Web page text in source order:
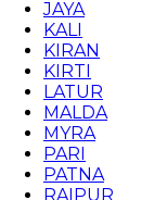
JAYA
KALI
KIRAN
KIRTI
LATUR
MALDA
MYRA
PARI
PATNA
RAIPUR